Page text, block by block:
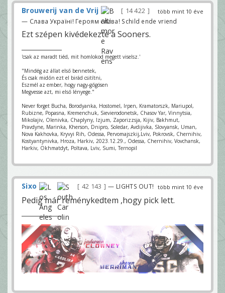
több mint 10 éve
Brouwerij van de Vrij 14 422
— Слава Україні! Героям слава! Schild ende vriend
Ezt szépen kivédekezte a Sooners.
'csak az maradt tiéd, mit homlokod megett viselsz.'
"Mindég az állat első bennetek,
És csak midőn ezt el birád csitítni,
Eszmél az ember, hogy nagy-gőgösen
Megvesse azt, mi első lényege."
Never forget Bucha, Borodyanka, Hostomel, Irpen, Kramatorszk, Mariupol,
Rubizne, Popasna, Kremenchuk, Sievierodonetsk, Chasov Yar, Vinnytsia,
Mikolajiv, Olenivka, Chaplyny, Izjum, Zaporizzsja, Kijiv, Bakhmut,
Pravdyne, Marinka, Kherson, Dnipro, Soledar, Avdijivka, Slovyansk, Uman,
Nova Kakhovka, Kryvyi Rih, Odessa, Pervomajszkij,Lviv, Pokrovsk, Chernihiv,
Kostyantynivka, Hroza, Harkiv, 2023.12.29., Odessa, Chernihiv, Vovchansk,
Harkiv, Okhmatdyt, Poltava, Lviv, Sumi, Ternopil
több mint 10 éve
Sixo 42 143 — LIGHTS OUT!
Pedig már reménykedtem ,hogy pick lett.